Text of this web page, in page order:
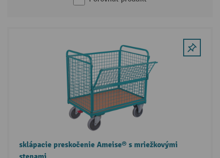
sklápacie preskočenie Ameise® s mriežkovými